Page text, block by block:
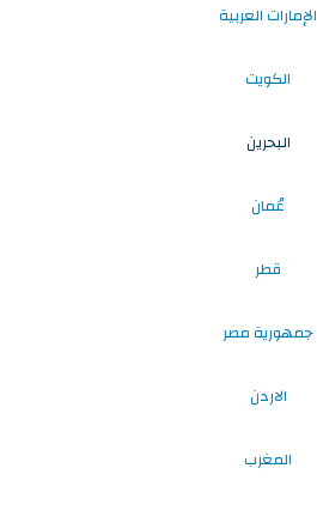
الإمارات العربية
الكويت
البحرين
عُمان
قطر
جمهورية مصر
الاردن
المغرب